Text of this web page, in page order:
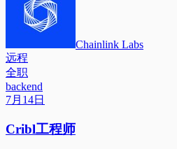
Chainlink Labs
远程
全职
backend
7月14日
Cribl工程师